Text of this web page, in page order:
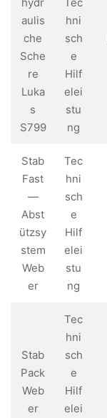
aulis
che
Sche
re
Luka
s
S799
hni
sch
e
Hilf
elei
stu
ng
Stab
Fast
—
Abst
ützsy
stem
Web
er
Tec
hni
sch
e
Hilf
elei
stu
ng
Stab
Pack
Web
er
Tec
hni
sch
e
Hilf
elei